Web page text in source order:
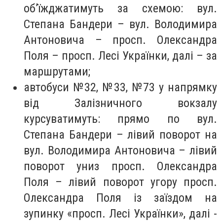
об’їжджатимуть за схемою: вул.
Степана Бандери – вул. Володимира
Антоновича – просп. Олександра
Поля – просп. Лесі Українки, далі – за
маршрутами;
автобуси №32, №33, №73 у напрямку
від Залізничного вокзалу
курсуватимуть: прямо по вул.
Степана Бандери – лівий поворот на
вул. Володимира Антоновича – лівий
поворот униз просп. Олександра
Поля – лівий поворот угору просп.
Олександра Поля із заїздом на
зупинку «просп. Лесі Українки», далі -